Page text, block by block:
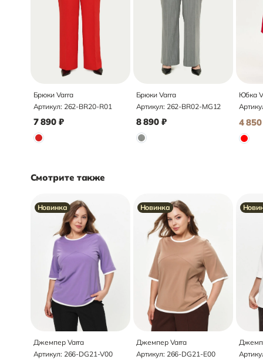
Брюки Varra
Артикул: 262-BR20-R01
7 890 ₽
Брюки Varra
Артикул: 262-BR02-MG12
8 890 ₽
Юбка
4 850
Смотрите также
Новинка
Джемпер Varra
Артикул: 266-DG21-V00
Новинка
Джемпер Varra
Артикул: 266-DG21-E00